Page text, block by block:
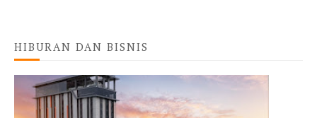
HIBURAN DAN BISNIS